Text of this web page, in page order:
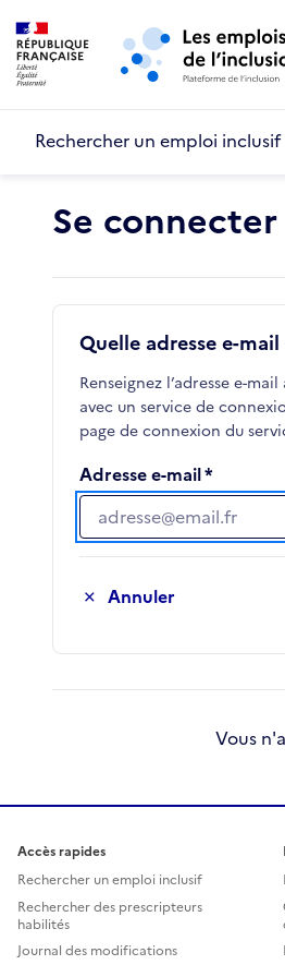
Aller au menu principal
Rechercher un emploi inclusif
Se connecter
Quelle adresse e-
Renseignez l’adresse e-
avec un service de
page de connexion du
Adresse e-mail
Adresse e-mail
Annuler
Vous
Accès rapides
Rechercher un emploi inclusif
Rechercher des prescripteurs
habilités
Journal des modifications